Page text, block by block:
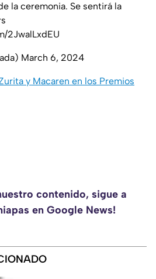
la ceremonia. Se sentirá la
2JwalLxdEU
March 6, 2024
y Macaren en los Premios
contenido, sigue a
en Google News!